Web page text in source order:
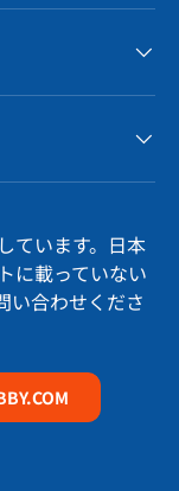
ています。日本
に載っていない
い合わせくださ